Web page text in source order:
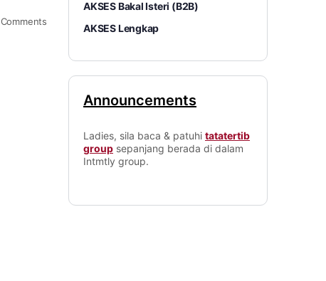
Comments
AKSES Bakal Isteri (B2B)
AKSES Lengkap
Announcements
Ladies, sila baca & patuhi tatatertib
group sepanjang berada di dalam
Intmtly group.